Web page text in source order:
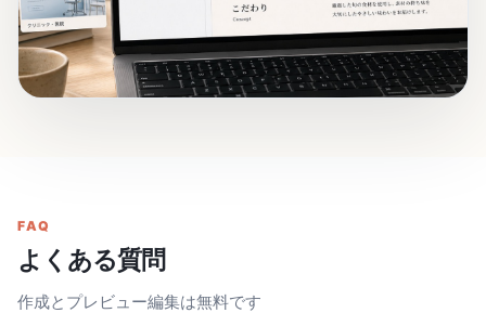
FAQ
よくある質問
作成とプレビュー編集は無料です